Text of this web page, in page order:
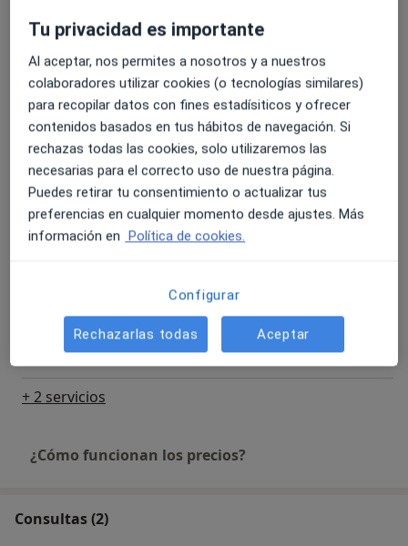
100 € Detalles
Primera consulta online
100 € Detalles
Visitas sucesivas online
Desde 50 € Detalles
Consulta online básica
Desde 20 € Detalles
+ 2 servicios
¿Cómo funcionan los precios?
Consultas (2)
Tu privacidad es importante
Al aceptar, nos permites a nosotros y a nuestros
colaboradores utilizar cookies (o tecnologías similares)
para recopilar datos con fines estadísiticos y ofrecer
contenidos basados en tus hábitos de navegación. Si
rechazas todas las cookies, solo utilizaremos las
necesarias para el correcto uso de nuestra página.
Puedes retirar tu consentimiento o actualizar tus
preferencias en cualquier momento desde ajustes. Más
información en Política de cookies.
Configurar
Rechazarlas todas Aceptar